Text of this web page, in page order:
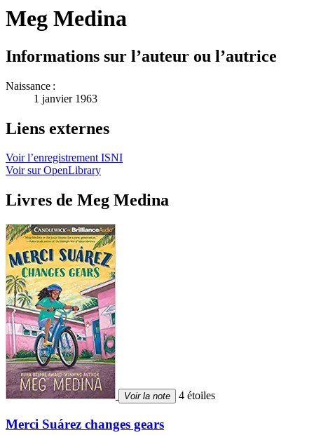
Meg Medina
Informations sur l’auteur ou l’autrice
Naissance :
1 janvier 1963
Liens externes
Voir l’enregistrement ISNI
Voir sur OpenLibrary
Livres de Meg Medina
Voir la note 4 étoiles
Merci Suárez changes gears